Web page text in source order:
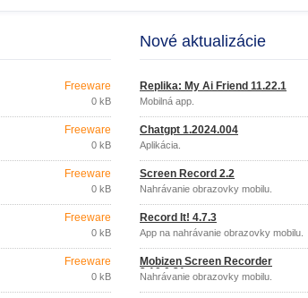
Freeware
0 kB
Freeware
0 kB
Freeware
0 kB
Freeware
0 kB
Freeware
0 kB
Nové aktualizácie
Replika: My Ai Friend 11.22.1
Mobilná app.
Chatgpt 1.2024.004
Aplikácia.
Screen Record 2.2
Nahrávanie obrazovky mobilu.
Record It! 4.7.3
App na nahrávanie obrazovky mobilu.
Mobizen Screen Recorder
3.10.0.31
Nahrávanie obrazovky mobilu.